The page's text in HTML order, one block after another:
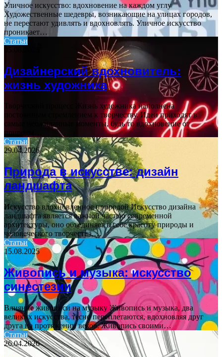
Уличное искусство: вдохновение на каждом углу
Художественные шедевры, возникающие на улицах городов,
не перестают удивлять и вдохновлять. Уличное искусство
проникает…
Статьи
Дизайнерский вдохновитель:
жизнь художника
Творческий процесс Жизнь художника наполнена
постоянным стремлением к творчеству. Идеи приходят в
самые неожиданные моменты, будь то вдохновение от
природы…
Статьи
29.04.2026
Природа в искусстве: дизайн
ландшафта
Искусство вдохновленное природой Искусство дизайна
ландшафта является важной частью современной
архитектуры, оно объединяет в себе красоту природы и
человеческого творчества,…
Статьи
15.08.2025
Живопись и музыка: искусство
синестезии
Влияние живописи на музыку Живопись и музыка, два
великих искусства, тесно переплетаются, вдохновляя друг
друга на протяжении веков. Живопись своими…
Статьи
26.04.2026